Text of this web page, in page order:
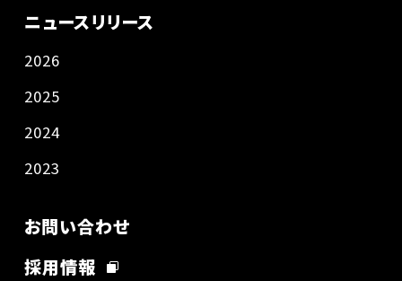
ニュースリリース
2026
2025
2024
2023
お問い合わせ
採用情報